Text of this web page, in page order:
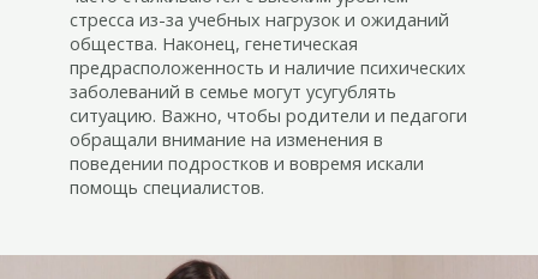
стресса из-за учебных нагрузок и ожиданий
общества. Наконец, генетическая
предрасположенность и наличие психических
заболеваний в семье могут усугублять
ситуацию. Важно, чтобы родители и педагоги
обращали внимание на изменения в
поведении подростков и вовремя искали
помощь специалистов.